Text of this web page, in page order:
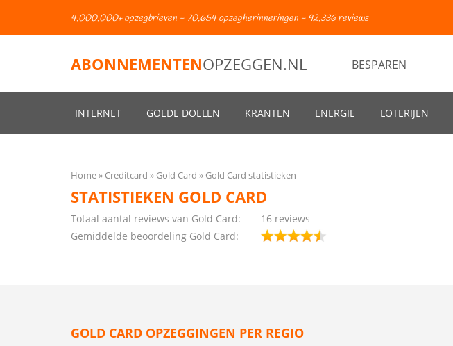
4.000.000+ opzegbrieven - 70.654 opzegherinneringen - 92.336 reviews
ABONNEMENTENOPZEGGEN.NL BESPAREN
INTERNET GOEDE DOELEN KRANTEN ENERGIE LOTERIJEN
Home Creditcard Gold Card Gold Card statistieken
STATISTIEKEN GOLD CARD
Totaal aantal reviews van Gold Card:
16 reviews
Gemiddelde beoordeling Gold Card:
GOLD CARD OPZEGGINGEN PER REGIO